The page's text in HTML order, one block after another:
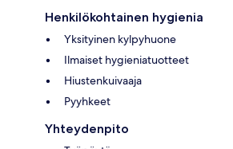
Henkilökohtainen hygienia
Yksityinen kylpyhuone
Ilmaiset hygieniatuotteet
Hiustenkuivaaja
Pyyhkeet
Yhteydenpito